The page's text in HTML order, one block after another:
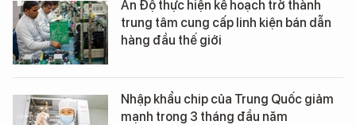
Ấn Độ thực hiện kế hoạch trở thành
trung tâm cung cấp linh kiện bán dẫn
hàng đầu thế giới
Nhập khẩu chip của Trung Quốc giảm
mạnh trong 3 tháng đầu năm